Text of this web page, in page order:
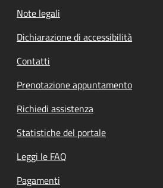
Note legali
Dichiarazione di accessibilità
Contatti
Prenotazione appuntamento
Richiedi assistenza
Statistiche del portale
Leggi le FAQ
Pagamenti